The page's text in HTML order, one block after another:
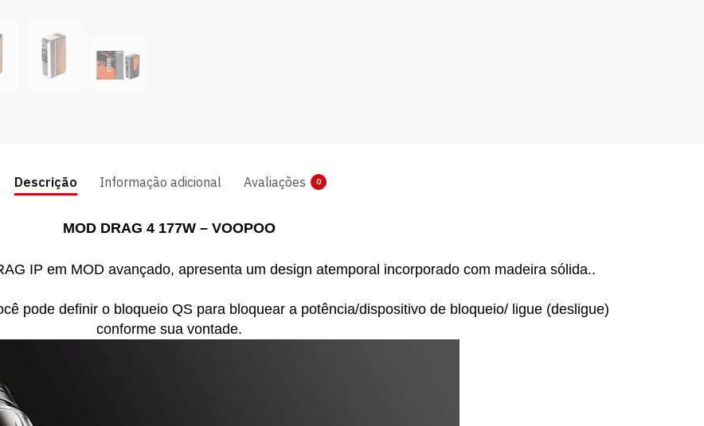
Descrição Informação adicional Avaliações 0
MOD DRAG 4 177W – VOOPOO
IP em MOD avançado, apresenta um design atemporal incorporado com madeira sólida..
pode definir o bloqueio QS para bloquear a potência/dispositivo de bloqueio/ ligue (desligue)
conforme sua vontade.